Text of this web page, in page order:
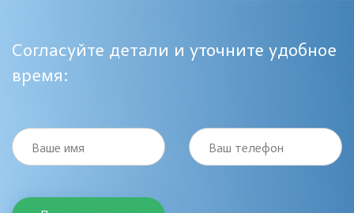
Согласуйте детали и уточните удобное
время:
Ваше имя Ваш телефон